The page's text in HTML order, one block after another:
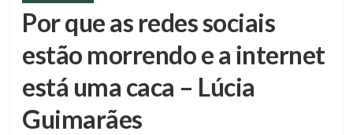
Por que as redes sociais
estão morrendo e a internet
está uma caca – Lúcia
Guimarães